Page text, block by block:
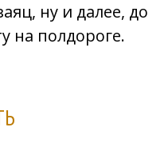
ну и далее, до
на полдороге.